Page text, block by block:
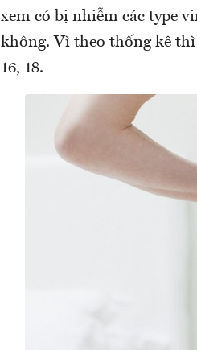
xem có bị nhiễm các type
không. Vì theo thống kê
16, 18.